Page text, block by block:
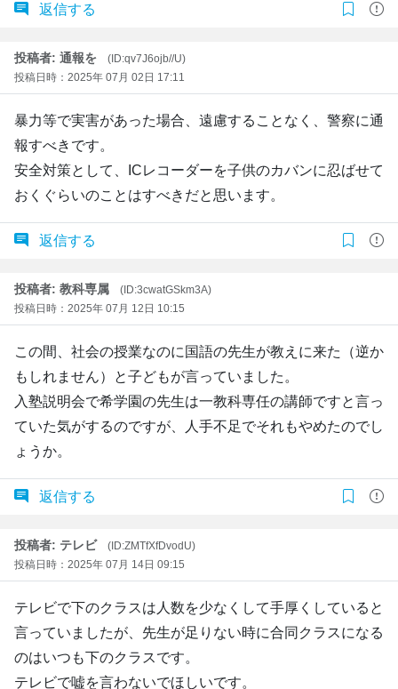
返信する
投稿者: 通報を
(ID:qv7J6ojb//U)
投稿日時：2025年 07月 02日 17:11
暴力等で実害があった場合、遠慮することなく、警察に通
報すべきです。
安全対策として、ICレコーダーを子供のカバンに忍ばせて
おくぐらいのことはすべきだと思います。
返信する
投稿者: 教科専属
(ID:3cwatGSkm3A)
投稿日時：2025年 07月 12日 10:15
この間、社会の授業なのに国語の先生が教えに来た（逆か
もしれません）と子どもが言っていました。
入塾説明会で希学園の先生は一教科専任の講師ですと言っ
ていた気がするのですが、人手不足でそれもやめたのでし
ょうか。
返信する
投稿者: テレビ
(ID:ZMTfXfDvodU)
投稿日時：2025年 07月 14日 09:15
テレビで下のクラスは人数を少なくして手厚くしていると
言っていましたが、先生が足りない時に合同クラスになる
のはいつも下のクラスです。
テレビで嘘を言わないでほしいです。